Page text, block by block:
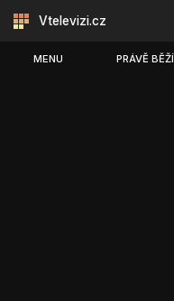
Vtelevizi.cz
MENU PRÁVĚ BĚŽÍ